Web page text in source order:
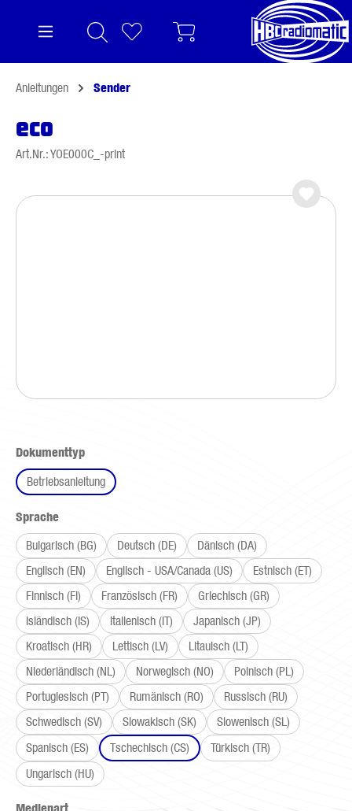
Anleitungen Sender
eco
Art.Nr.: YOE000C_-print
Bildergalerie überspringen
Dokumenttypauswählen
Betriebsanleitung
Spracheauswählen
Bulgarisch (BG)
Deutsch (DE)
Dänisch (DA)
Englisch (EN)
Englisch - USA/Canada (US)
Estnisch (ET)
Finnisch (FI)
Französisch (FR)
Griechisch (GR)
Isländisch (IS)
Italienisch (IT)
Japanisch (JP)
Kroatisch (HR)
Lettisch (LV)
Litauisch (LT)
Niederländisch (NL)
Norwegisch (NO)
Polnisch (PL)
Portugiesisch (PT)
Rumänisch (RO)
Russisch (RU)
Schwedisch (SV)
Slowakisch (SK)
Slowenisch (SL)
Spanisch (ES)
Tschechisch (CS)
Türkisch (TR)
Ungarisch (HU)
auswählen